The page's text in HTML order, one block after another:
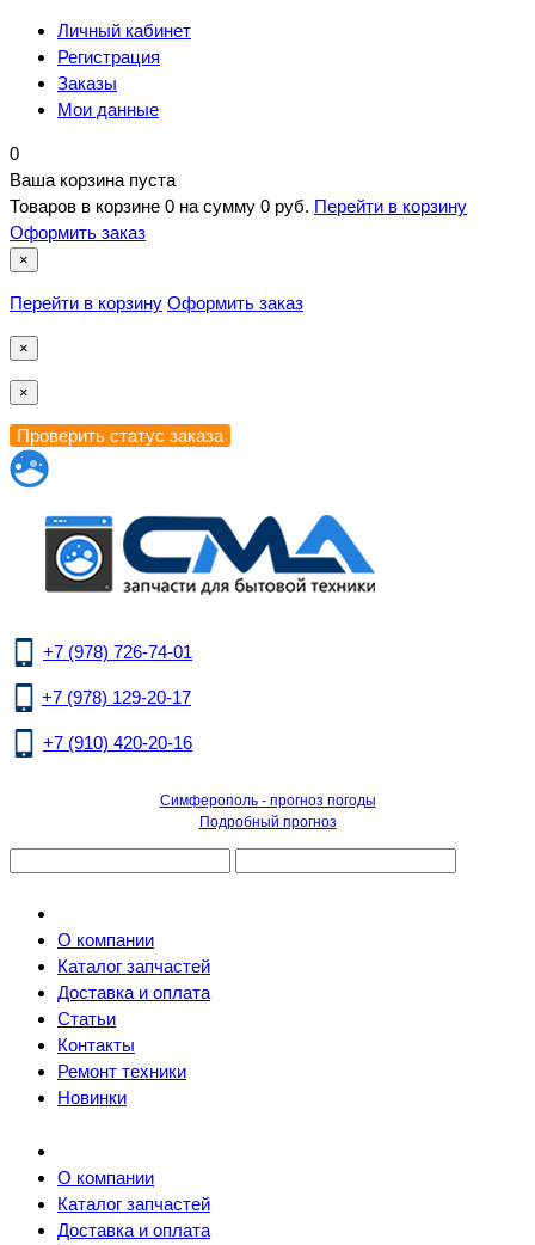
Личный кабинет
Регистрация
Заказы
Мои данные
0
Ваша корзина пуста
Товаров в корзине 0 на сумму 0 руб. Перейти в корзину
Оформить заказ
×
Перейти в корзину Оформить заказ
×
×
+7 (978) 726-74-01
+7 (978) 129-20-17
+7 (910) 420-20-16
Симферополь - прогноз погоды
Подробный прогноз
О компании
Каталог запчастей
Доставка и оплата
Статьи
Контакты
Ремонт техники
Новинки
О компании
Каталог запчастей
Доставка и оплата